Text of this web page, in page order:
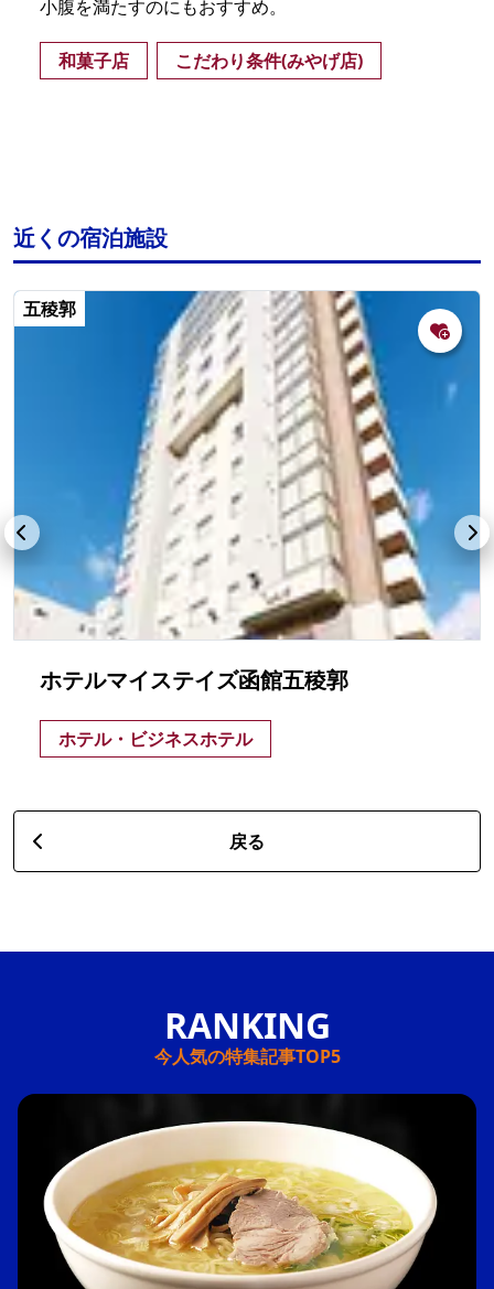
小腹を満たすのにもおすすめ。
和菓子店 こだわり条件(みやげ店)
近くの宿泊施設
五稜郭
ホテルマイステイズ函館五稜郭
ホテル・ビジネスホテル
戻る
今人気の特集記事TOP5